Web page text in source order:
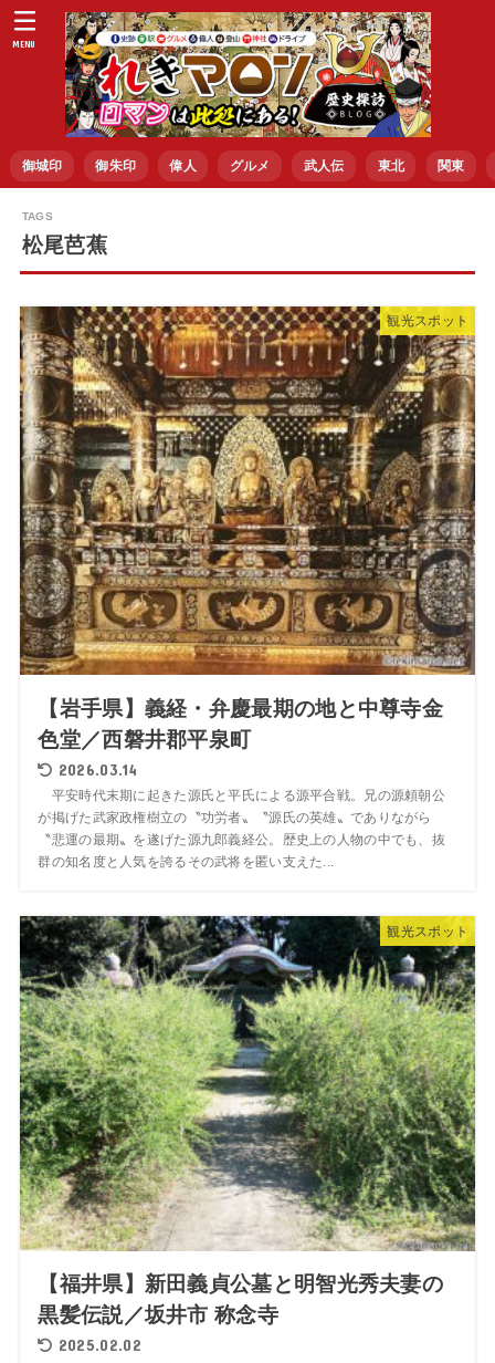
御城印 御朱印 偉人 グルメ 武人伝 東北 関東
MENU
松尾芭蕉
観光スポット
【岩手県】義経・弁慶最期の地と中尊寺金
色堂／西磐井郡平泉町
2026.03.14
平安時代末期に起きた源氏と平氏による源平合戦。兄の源頼朝公
が掲げた武家政権樹立の〝功労者〟〝源氏の英雄〟でありながら
〝悲運の最期〟を遂げた源九郎義経公。歴史上の人物の中でも、抜
群の知名度と人気を誇るその武将を匿い支えた...
観光スポット
【福井県】新田義貞公墓と明智光秀夫妻の
黒髪伝説／坂井市 称念寺
2025.02.02